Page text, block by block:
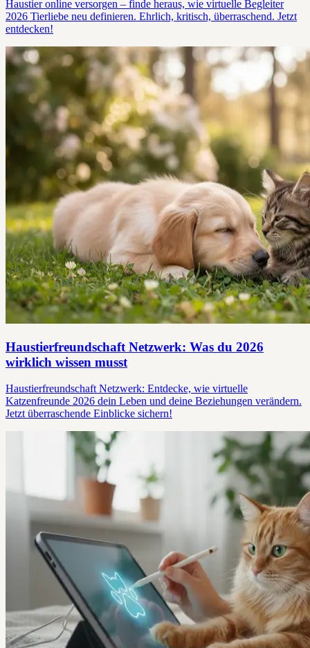
Haustier online versorgen – finde heraus, wie virtuelle Begleiter
2026 Tierliebe neu definieren. Ehrlich, kritisch, überraschend. Jetzt
entdecken!
Haustierfreundschaft Netzwerk: Was du 2026
wirklich wissen musst
Haustierfreundschaft Netzwerk: Entdecke, wie virtuelle
Katzenfreunde 2026 dein Leben und deine Beziehungen verändern.
Jetzt überraschende Einblicke sichern!